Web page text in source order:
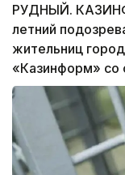
РУДНЫЙ.
летний
жительниц
«Казинформ» со